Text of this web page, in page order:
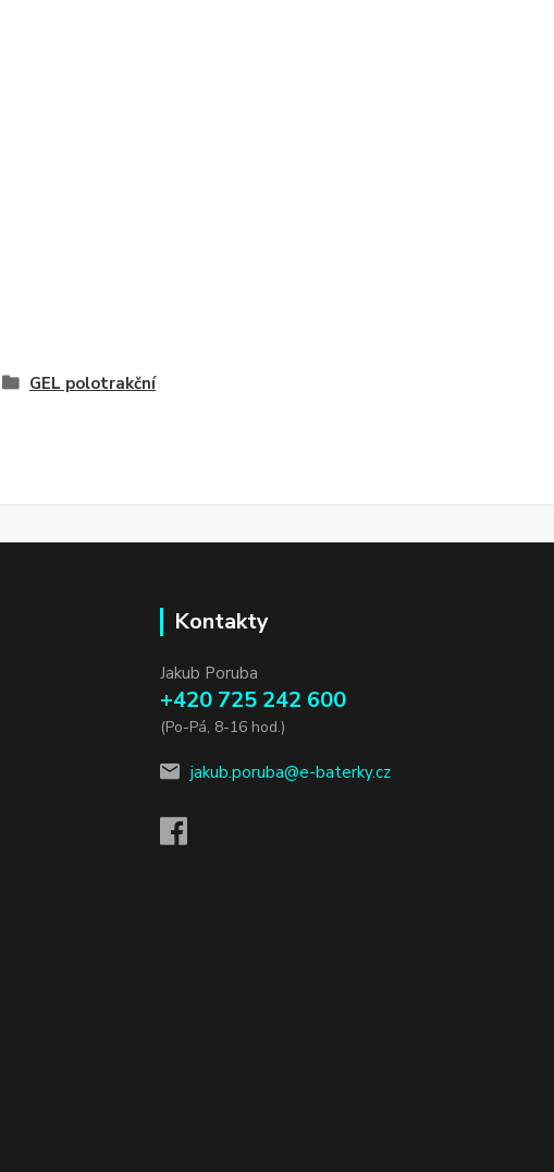
GEL polotrakční
Kontakty
Jakub Poruba
+420 725 242 600
(Po-Pá, 8-16 hod.)
jakub.poruba@e-baterky.cz